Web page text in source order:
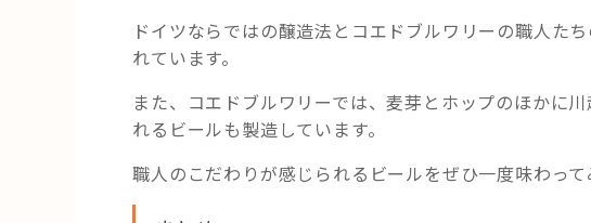
ドイツならではの醸造法とコエドブルワリーの職人た
れています。
また、コエドブルワリーでは、麦芽とホップのほかに
れるビールも製造しています。
職人のこだわりが感じられるビールをぜひ一度味わっ